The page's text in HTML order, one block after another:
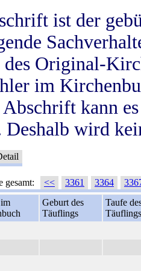
ist der
Original-
im
kann
Deshalb wird
gesamt: << 3361 3364
Geburt des
Täuflings
Taufe
Täuflings